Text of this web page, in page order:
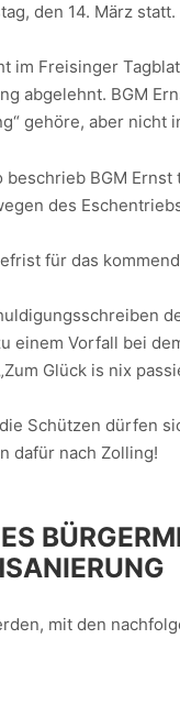
den 14. März statt.
im Freisinger
abgelehnt. BGM
gehöre, aber nicht
beschrieb BGM
des
für das
einem Vorfall bei
Glück is nix
Schützen dürfen
dafür nach Zolling!
mit den